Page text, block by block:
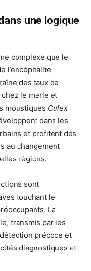
une logique
complexe que le
l’encéphalite
des taux de
le merle et
moustiques Culex
dans les
et profitent des
au changement
régions.
sont
touchant le
La
transmis par les
précoce et
diagnostiques et